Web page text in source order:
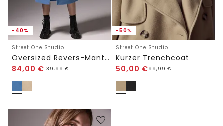
-40%
Street One Studio
Oversized Revers-Mantel
84,00 €139,99€
-50%
Street One Studio
Kurzer Trenchcoat
50,00 €99,99€